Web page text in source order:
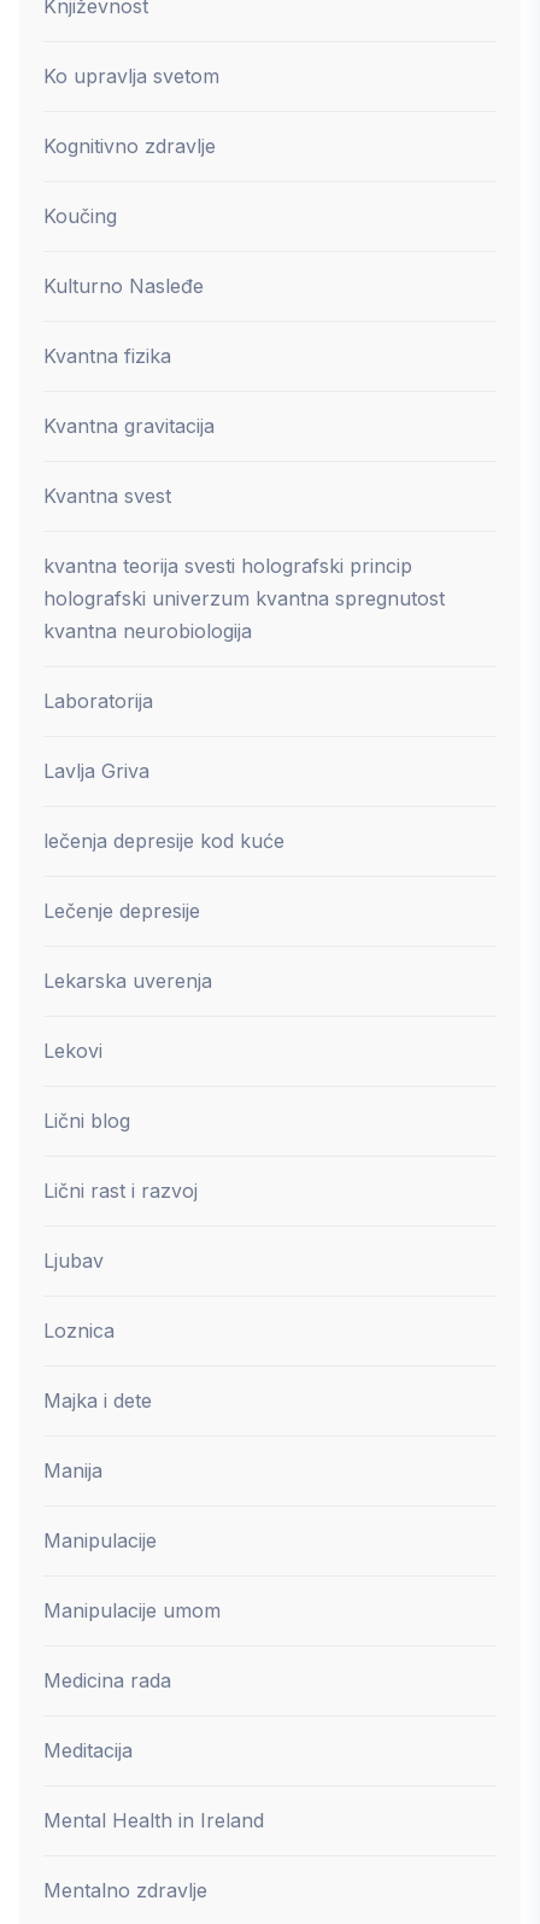
Književnost
Ko upravlja svetom
Kognitivno zdravlje
Koučing
Kulturno Nasleđe
Kvantna fizika
Kvantna gravitacija
Kvantna svest
kvantna teorija svesti holografski princip
holografski univerzum kvantna spregnutost
kvantna neurobiologija
Laboratorija
Lavlja Griva
lečenja depresije kod kuće
Lečenje depresije
Lekarska uverenja
Lekovi
Lični blog
Lični rast i razvoj
Ljubav
Loznica
Majka i dete
Manija
Manipulacije
Manipulacije umom
Medicina rada
Meditacija
Mental Health in Ireland
Mentalno zdravlje